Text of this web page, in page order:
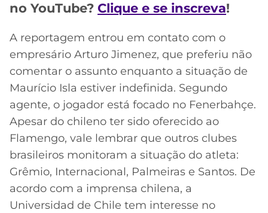
no YouTube? Clique e se inscreva!
A reportagem entrou em contato com o
empresário Arturo Jimenez, que preferiu não
comentar o assunto enquanto a situação de
Maurício Isla estiver indefinida. Segundo
agente, o jogador está focado no Fenerbahçe.
Apesar do chileno ter sido oferecido ao
Flamengo, vale lembrar que outros clubes
brasileiros monitoram a situação do atleta:
Grêmio, Internacional, Palmeiras e Santos. De
acordo com a imprensa chilena, a
Universidad de Chile tem interesse no